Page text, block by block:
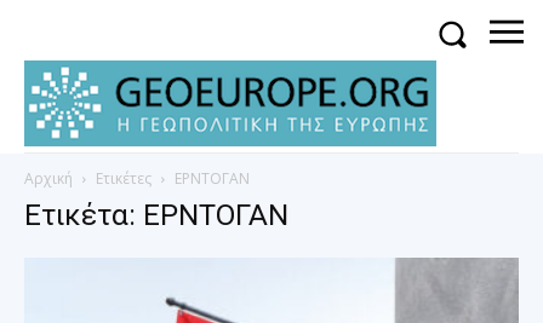
Αρχική Ετικέτες ΕΡΝΤΟΓΑΝ
Ετικέτα: ΕΡΝΤΟΓΑΝ